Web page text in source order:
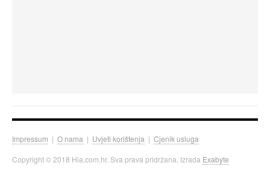
Impressum | O nama | Uvjeti korištenja | Cjenik usluga
Copyright © 2018 Hia.com.hr. Sva prava pridržana. Izrada Exabyte